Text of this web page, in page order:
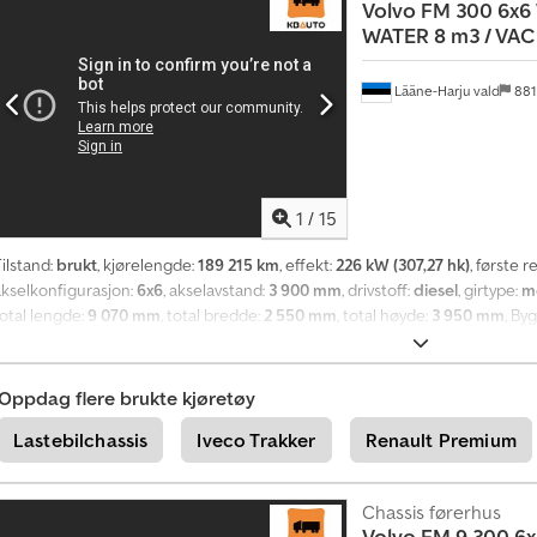
m
a
s
j
9
2
0
1
8
5
7
1 / 15
Lääne-Harju vald
Volvo FM 300 6x6
WATER 8 m3 /
brukt, kjørelengde:189 215 km, effekt:226 kW (307,27 hk), første
6x6, akselavstand: 3 900 mm, drivstoff:diesel, girtype:
lengde: 9 070 mm, total bredde: 2 550 mm, total høyde: 3 950 mm,
justerbart speil, kjørecomputer, sentral låsing, setevarmer
flere brukte kjøretøy
Lastebilchassis
Iveco Trakker Renault Premium
Chassis førerhus